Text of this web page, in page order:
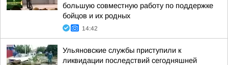
большую совместную работу по поддержке
бойцов и их родных
14:42
Ульяновские службы приступили к
ликвидации последствий сегодняшней